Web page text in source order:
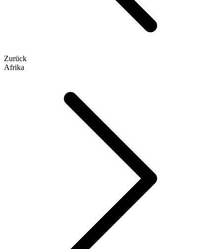
Zurück
Afrika